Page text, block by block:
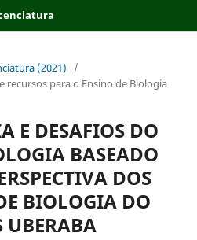
(2021)
/
para o Ensino de Biologia
E DESAFIOS DO
BASEADO
DOS
BIOLOGIA DO
UBERABA